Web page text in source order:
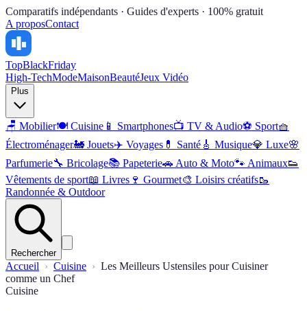
Comparatifs indépendants · Guides d'experts · 100% gratuit
A proposContact
TopBlackFriday
High-TechModeMaisonBeautéJeux Vidéo
Plus
🪑 Mobilier🍽️ Cuisine 📱 Smartphones📺 TV & Audio⚽ Sport🧺
Électroménager🚂 Jouets✈️ Voyages 💊 Santé 🎸 Musique💎 Luxe🌸
Parfumerie🔧 Bricolage📚 Papeterie🚗 Auto & Moto🐾 Animaux👟
Vêtements de sport📖 Livres 🍷 Gourmet🎨 Loisirs créatifs🥾
Randonnée & Outdoor
Rechercher
Accueil Cuisine
Les Meilleurs Ustensiles pour Cuisiner
comme un Chef
Cuisine